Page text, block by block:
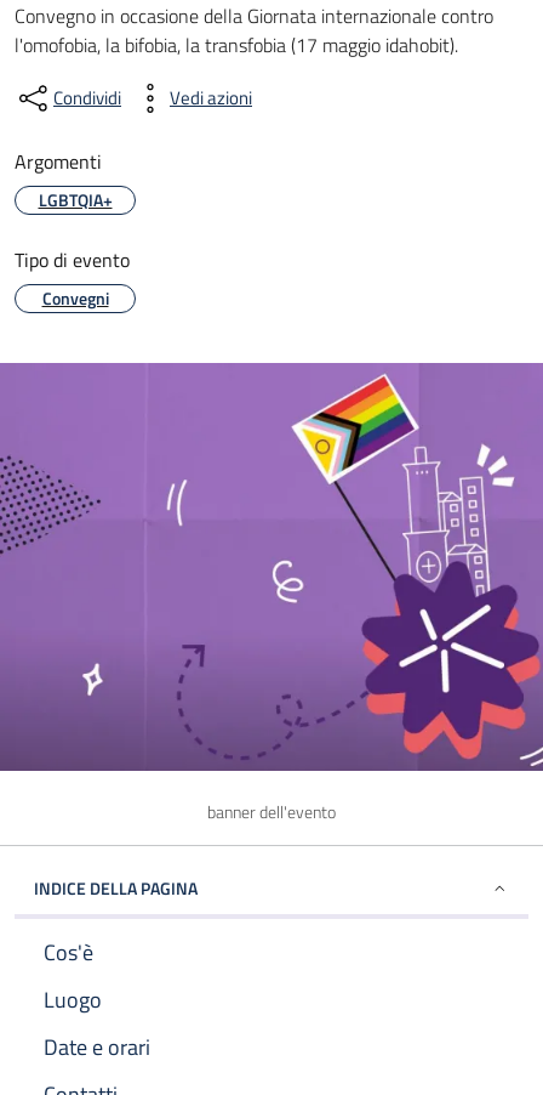
Convegno in occasione della Giornata internazionale contro
l'omofobia, la bifobia, la transfobia (17 maggio idahobit).
Condividi Vedi azioni
Argomenti
LGBTQIA+
Tipo di evento
Convegni
banner dell'evento
INDICE DELLA PAGINA
Cos'è
Luogo
Date e orari